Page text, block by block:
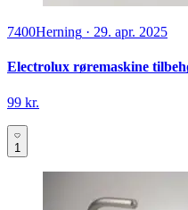
7400Herning · 29. apr. 2025
Electrolux røremaskine
99 kr.
1